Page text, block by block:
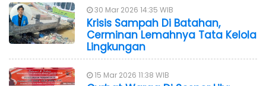
30 Mar 2026 14:35 WIB
Krisis Sampah Di Batahan,
Cerminan Lemahnya Tata Kelola
Lingkungan
15 Mar 2026 11:38 WIB